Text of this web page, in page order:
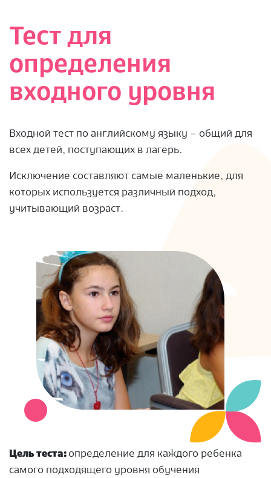
Тест для
определения
входного уровня
Входной тест по английскому языку – общий для
всех детей, поступающих в лагерь.
Исключение составляют самые маленькие, для
которых используется различный подход,
учитывающий возраст.
Цель теста: определение для каждого ребенка
самого подходящего уровня обучения